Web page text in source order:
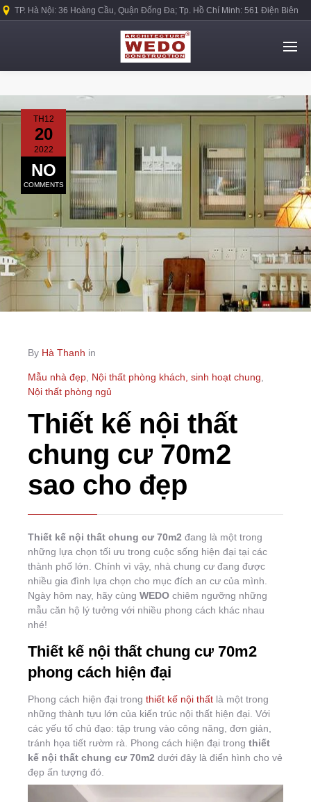
TP. Hà Nội: 36 Hoàng Cầu, Quận Đống Đa; Tp. Hồ Chí Minh: 561 Điện Biên
TH12
20
2022
NO
COMMENTS
By Hà Thanh in
Mẫu nhà đẹp Nội thất phòng khách, sinh hoạt chung
Nội thất phòng ngủ
Thiết kế nội thất
chung cư 70m2
sao cho đẹp
Thiết kế nội thất chung cư 70m2 đang là một trong
những lựa chọn tối ưu trong cuộc sống hiện đại tại các
thành phố lớn. Chính vì vậy, nhà chung cư đang được
nhiều gia đình lựa chọn cho mục đích an cư của mình.
Ngày hôm nay, hãy cùng WEDO chiêm ngưỡng những
mẫu căn hộ lý tưởng với nhiều phong cách khác nhau
nhé!
Thiết kế nội thất chung cư 70m2
phong cách hiện đại
Phong cách hiện đại trong thiết kế nội thất là một trong
những thành tựu lớn của kiến trúc nội thất hiện đại. Với
các yếu tố chủ đạo: tập trung vào công năng, đơn giản,
tránh họa tiết rườm rà. Phong cách hiện đại trong thiết
kế nội thất chung cư 70m2 dưới đây là điển hình cho vẻ
đẹp ấn tượng đó.